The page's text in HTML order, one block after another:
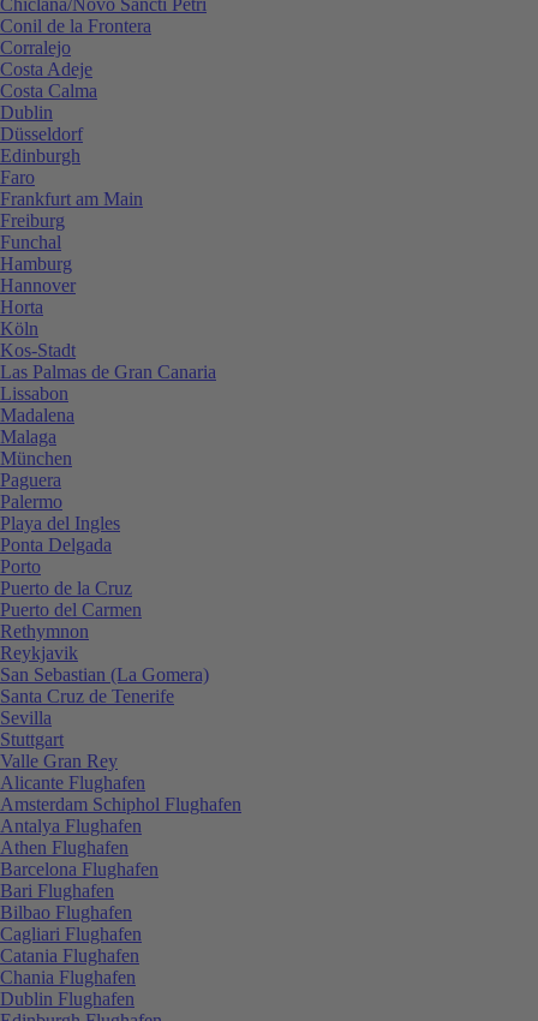
Conil de la Frontera
Corralejo
Costa Adeje
Costa Calma
Dublin
Düsseldorf
Edinburgh
Faro
Frankfurt am Main
Freiburg
Funchal
Hamburg
Hannover
Horta
Köln
Kos-Stadt
Las Palmas de Gran Canaria
Lissabon
Madalena
Malaga
München
Paguera
Palermo
Playa del Ingles
Ponta Delgada
Porto
Puerto de la Cruz
Puerto del Carmen
Rethymnon
Reykjavik
San Sebastian (La Gomera)
Santa Cruz de Tenerife
Sevilla
Stuttgart
Valle Gran Rey
Alicante Flughafen
Amsterdam Schiphol Flughafen
Antalya Flughafen
Athen Flughafen
Barcelona Flughafen
Bari Flughafen
Bilbao Flughafen
Cagliari Flughafen
Catania Flughafen
Chania Flughafen
Dublin Flughafen